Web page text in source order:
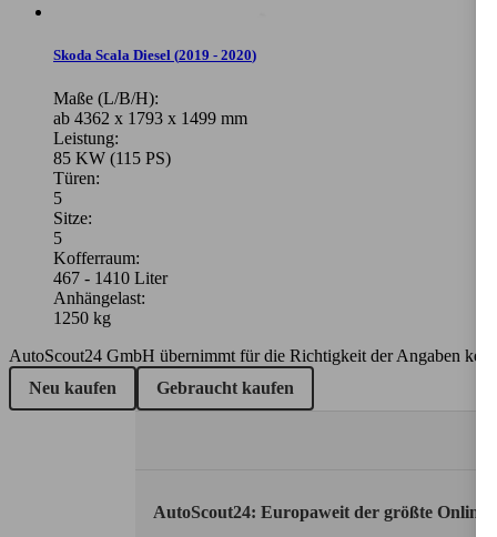
Skoda Scala Diesel (2019 - 2020)
Maße (L/B/H):
ab 4362 x 1793 x 1499 mm
Leistung:
85 KW (115 PS)
Türen:
5
Sitze:
5
Kofferraum:
467 - 1410 Liter
Anhängelast:
1250 kg
AutoScout24 GmbH übernimmt für die Richtigkeit der Angaben
Neu kaufen
Gebraucht kaufen
AutoScout24: Europaweit der größte